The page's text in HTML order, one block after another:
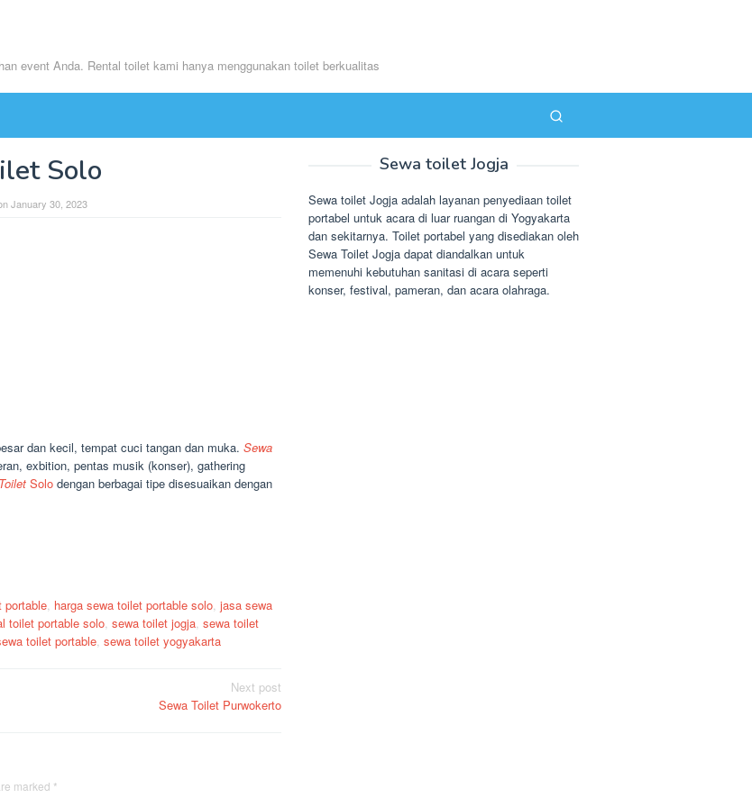
event Anda. Rental toilet kami hanya menggunakan toilet berkualitas
Solo
January 30, 2023
dan kecil, tempat cuci tangan dan muka. Sewa
exbition, pentas musik (konser), gathering
Solo dengan berbagai tipe disesuaikan dengan
portable, harga sewa toilet portable solo, jasa sewa
toilet portable solo, sewa toilet jogja, sewa toilet
toilet portable, sewa toilet yogyakarta
Next post
Sewa Toilet Purwokerto
marked *
Sewa toilet Jogja
Sewa toilet Jogja adalah layanan penyediaan toilet
portabel untuk acara di luar ruangan di Yogyakarta
dan sekitarnya. Toilet portabel yang disediakan oleh
Sewa Toilet Jogja dapat diandalkan untuk
memenuhi kebutuhan sanitasi di acara seperti
konser, festival, pameran, dan acara olahraga.